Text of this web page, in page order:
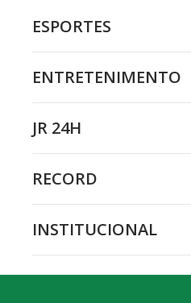
ESPORTES
ENTRETENIMENTO
JR 24H
RECORD
INSTITUCIONAL